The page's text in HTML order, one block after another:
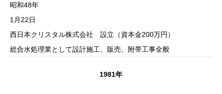
昭和48年
1月22日
西日本クリスタル株式会社 設立（資本金200万円）
総合水処理業として設計施工、販売、附帯工事全般
1981年